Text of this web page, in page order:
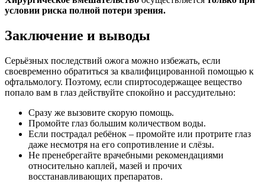
условии риска полной потери зрения.
Заключение и выводы
Серьёзных последствий ожога можно избежать, если
своевременно обратиться за квалифицированной помощью к
офтальмологу. Поэтому, если спиртосодержащее вещество
попало вам в глаз действуйте спокойно и рассудительно:
Сразу же вызовите скорую помощь.
Промойте глаз большим количеством воды.
Если пострадал ребёнок – промойте или протрите глаз
даже несмотря на его сопротивление и слёзы.
Не пренебрегайте врачебными рекомендациями
относительно каплей, мазей и прочих
восстанавливающих препаратов.